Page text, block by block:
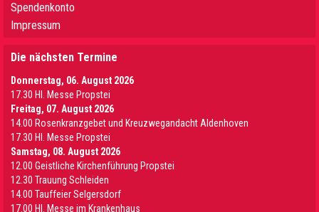
Spendenkonto
Impressum
Die nächsten Termine
Donnerstag, 06. August 2026
17.30 Hl. Messe Propstei
Freitag, 07. August 2026
14.00 Rosenkranzgebet und Kreuzwegandacht Aldenhoven
17.30 Hl. Messe Propstei
Samstag, 08. August 2026
12.00 Geistliche Kirchenführung Propstei
12.30 Trauung Schleiden
14.00 Tauffeier Selgersdorf
17.00 Hl. Messe im Krankenhaus